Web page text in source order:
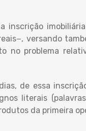
inscrição
versando
problema
de essa
literais
da primeira